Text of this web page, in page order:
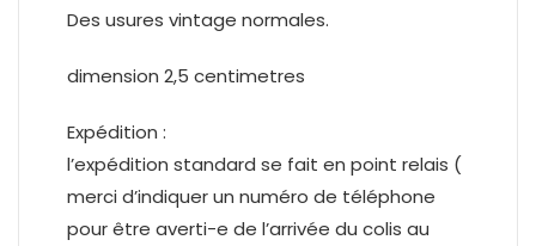
Des usures vintage normales.
dimension 2,5 centimetres
Expédition :
l’expédition standard se fait en point relais (
merci d’indiquer un numéro de téléphone
pour être averti-e de l’arrivée du colis au